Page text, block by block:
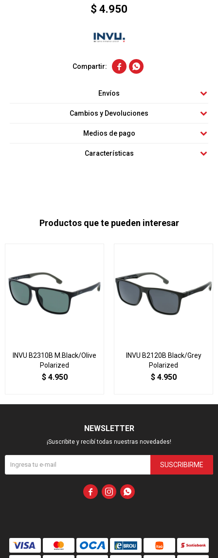
$ 4.950
 
Envíos
Cambios y Devoluciones
Medios de pago
Características
Productos que te pueden interesar
INVU B2310B M.Black/Olive
Polarized
$ 4.950
INVU B2120B Black/Grey
Polarized
$ 4.950
NEWSLETTER
¡Suscribite y recibí todas nuestras novedades!
SUSCRIBIRME
  